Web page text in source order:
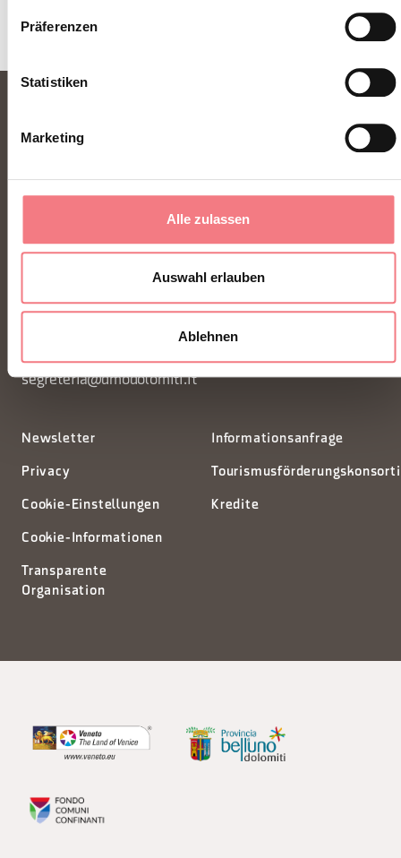
Präferenzen
Statistiken
Marketing
Alle zulassen
Auswahl erlauben
Ablehnen
FONDAZIONE DMO DOLOMITI BELLUNESI
segreteria@dmodolomiti.it
Newsletter
Privacy
Cookie-Einstellungen
Cookie-Informationen
Transparente
Organisation
Informationsanfrage
Kredite